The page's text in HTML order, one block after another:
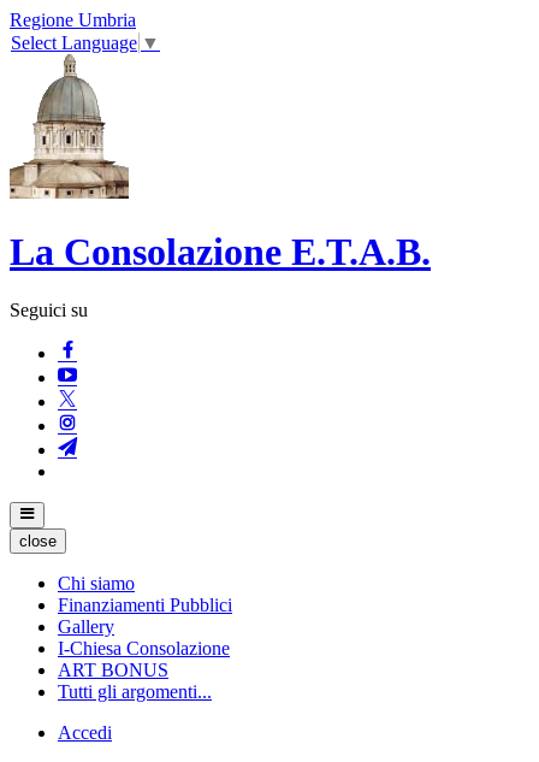
Regione Umbria
Select Language ▼
La Consolazione E.T.A.B.
Seguici su
close
Chi siamo
Finanziamenti Pubblici
Gallery
I-Chiesa Consolazione
ART BONUS
Tutti gli argomenti...
Accedi